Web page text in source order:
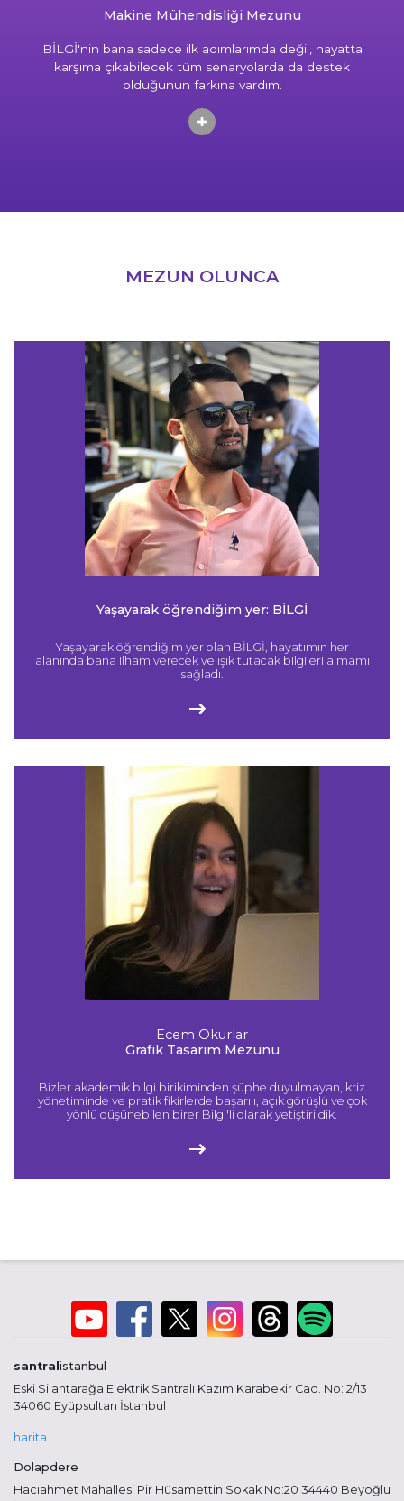
Makine Mühendisliği Mezunu
BİLGİ'nin bana sadece ilk adımlarımda değil, hayatta
karşıma çıkabilecek tüm senaryolarda da destek
olduğunun farkına vardım.
MEZUN OLUNCA
Yaşayarak öğrendiğim yer: BİLGİ
Yaşayarak öğrendiğim yer olan BİLGİ, hayatımın her
alanında bana ilham verecek ve ışık tutacak bilgileri almamı
sağladı.
Ecem Okurlar
Grafik Tasarım Mezunu
Bizler akademik bilgi birikiminden şüphe duyulmayan, kriz
yönetiminde ve pratik fikirlerde başarılı, açık görüşlü ve çok
yönlü düşünebilen birer Bilgi'li olarak yetiştirildik.
santralistanbul
Eski Silahtarağa Elektrik Santralı Kazım Karabekir Cad. No: 2/13
34060 Eyüpsultan İstanbul
harita
Dolapdere
Hacıahmet Mahallesi Pir Hüsamettin Sokak No:20 34440 Beyoğlu